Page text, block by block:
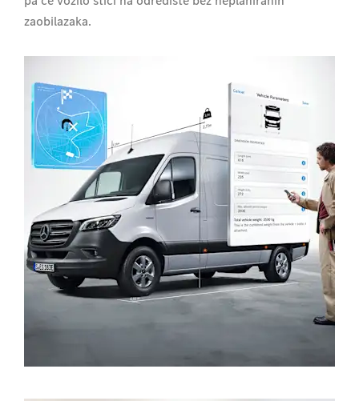
zaobilazaka.